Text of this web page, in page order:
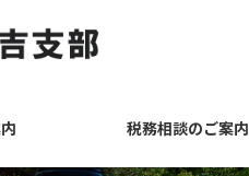
税務相談のご案内